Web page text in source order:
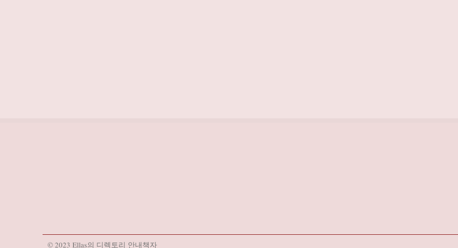
© 2023 Ellas의 디렉토리 안내책자